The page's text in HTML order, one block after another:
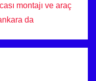
montajı ve araç
da